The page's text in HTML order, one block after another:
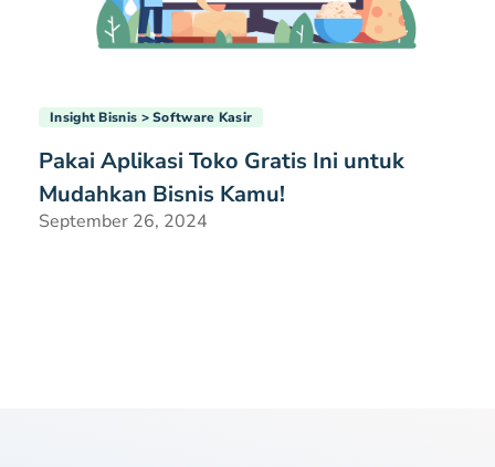
Insight Bisnis Software Kasir
Pakai Aplikasi Toko Gratis Ini untuk
Mudahkan Bisnis Kamu!
September 26, 2024